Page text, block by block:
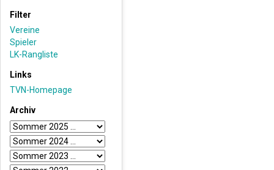
Filter
Vereine
Spieler
LK-Rangliste
Links
TVN-Homepage
Archiv